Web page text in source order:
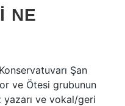
NE
Şan
ve Ötesi grubunun
ve vokal/geri